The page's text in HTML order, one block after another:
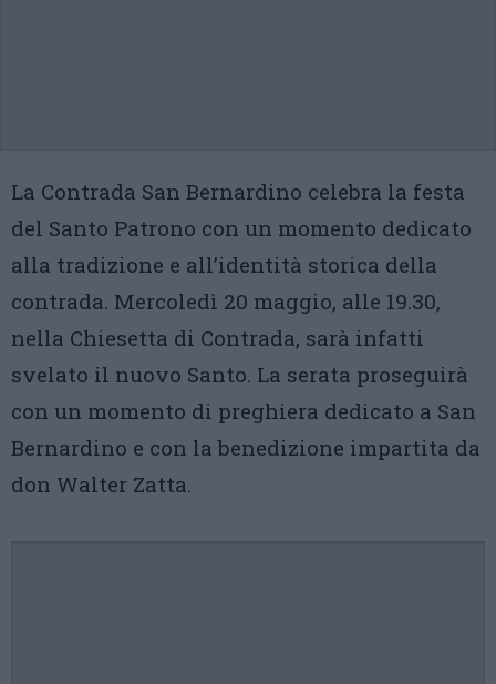
La Contrada San Bernardino celebra la festa
del Santo Patrono con un momento dedicato
alla tradizione e all’identità storica della
contrada. Mercoledì 20 maggio, alle 19.30,
nella Chiesetta di Contrada, sarà infatti
svelato il nuovo Santo. La serata proseguirà
con un momento di preghiera dedicato a San
Bernardino e con la benedizione impartita da
don Walter Zatta.